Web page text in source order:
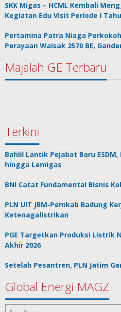
SKK Migas – HCML Kembali
Kegiatan Edu Visit Periode I
Pertamina Patra Niaga
Perayaan Waisak 2570 BE,
Majalah GE Terbaru
Terkini
Bahlil Lantik Pejabat Baru
hingga Lemigas
BNI Catat Fundamental Bisnis
PLN UIT JBM-Pemkab Badung
Ketenagalistrikan
PGE Targetkan Produksi Listrik
Akhir 2026
Setelah Pesantren, PLN Jatim
Global Energi MAGZ